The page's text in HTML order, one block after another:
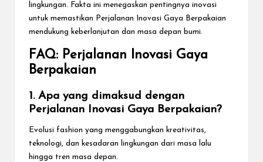
lingkungan. Fakta ini menegaskan pentingnya inovasi
untuk memastikan Perjalanan Inovasi Gaya Berpakaian
mendukung keberlanjutan dan masa depan bumi.
FAQ: Perjalanan Inovasi Gaya
Berpakaian
1. Apa yang dimaksud dengan
Perjalanan Inovasi Gaya Berpakaian?
Evolusi fashion yang menggabungkan kreativitas,
teknologi, dan kesadaran lingkungan dari masa lalu
hingga tren masa depan.